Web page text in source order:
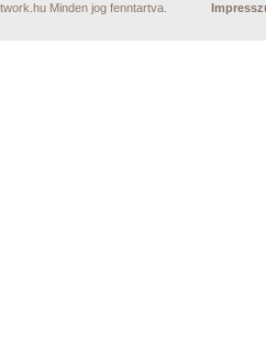
Minden jog fenntartva.